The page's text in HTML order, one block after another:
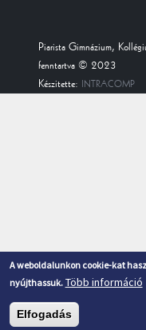
Piarista Gimnázium,
fenntartva © 2023
Készitette:
INTRACOMP
A weboldalunkon cookie-kat
nyújthassuk. Több információ
Elfogadás